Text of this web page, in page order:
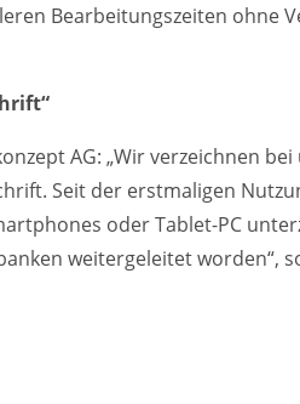
Bearbeitungszeiten ohne
AG: „Wir verzeichnen
Seit der erstmaligen
oder Tablet-PC
weitergeleitet worden“,